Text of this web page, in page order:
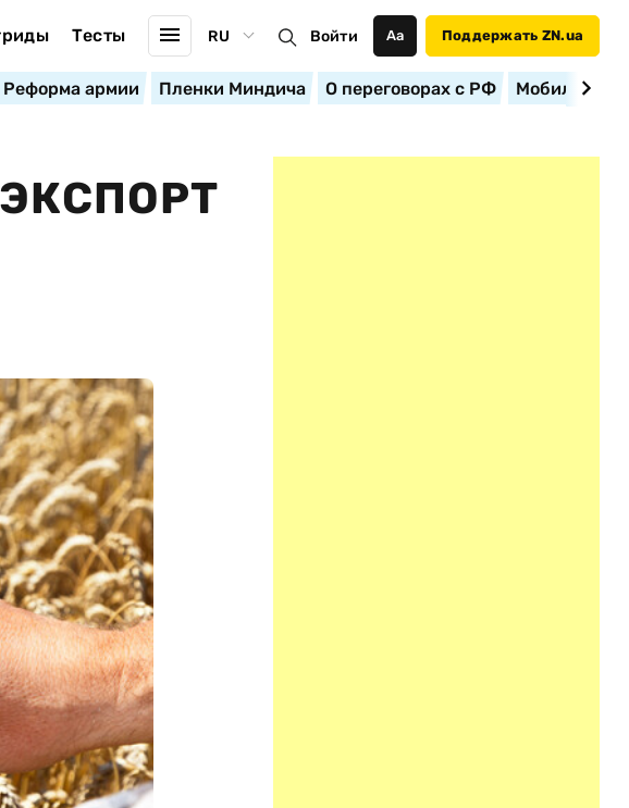
Тесты RU Войти Аа Поддержать ZN.ua
Реформа армии Пленки Миндича О переговорах с РФ